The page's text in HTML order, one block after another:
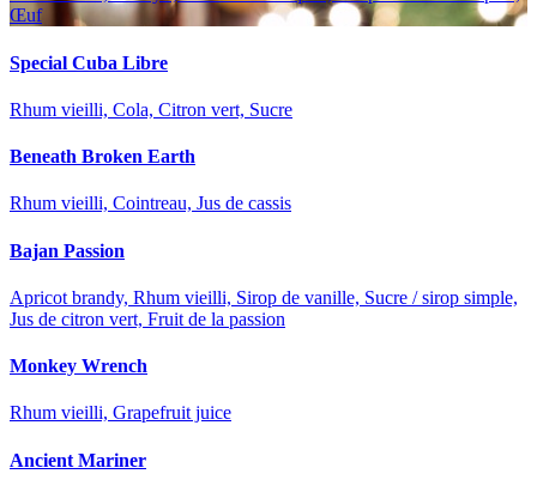
Œuf
Special Cuba Libre
Rhum vieilli, Cola, Citron vert, Sucre
Beneath Broken Earth
Rhum vieilli, Cointreau, Jus de cassis
Bajan Passion
Apricot brandy, Rhum vieilli, Sirop de vanille, Sucre / sirop simple,
Jus de citron vert, Fruit de la passion
Monkey Wrench
Rhum vieilli, Grapefruit juice
Ancient Mariner